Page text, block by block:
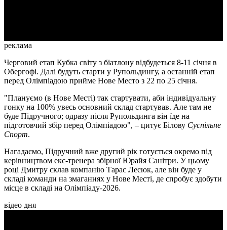
реклама
Черговий етап Кубка світу з біатлону відбудеться 8-11 січня в
Обергофі. Далі будуть старти у Рупольдингу, а останній етап
перед Олімпіадою прийме Нове Место з 22 по 25 січня.
"Плануємо (в Нове Месті) так стартувати, аби індивідуальну
гонку на 100% увесь основний склад стартував. Але там не
буде Підручного; одразу після Рупольдинга він їде на
підготовчий збір перед Олімпіадою", – цитує Білову Суспільне
Спорт.
Нагадаємо, Підручний вже другий рік готується окремо під
керівництвом екс-тренера збірної Юрайя Санітри. У цьому
році Дмитру склав компанію Тарас Лесюк, але він буде у
складі команди на змаганнях у Нове Месті, де спробує здобути
місце в складі на Олімпіаду-2026.
відео дня